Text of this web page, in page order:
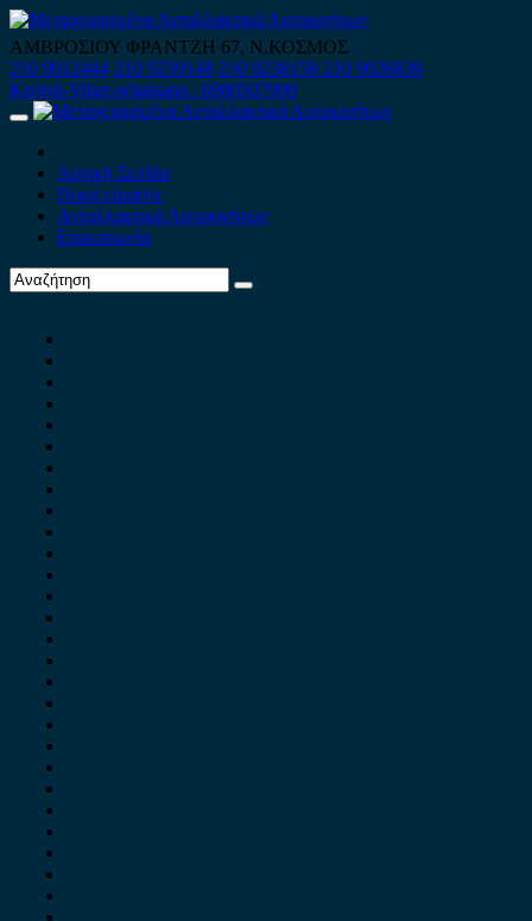
Skip
to
content
ΑΜΒΡΟΣΙΟΥ ΦΡΑΝΤΖΗ 67, Ν.ΚΟΣΜΟΣ
210 9012444 210 9239148 210 9238158 210 9026839
Κινητό-Viber-whatsapp : 6980507900
Primary
Αρχική Σελίδα
Ποιοί είμαστε
Ανταλλακτικά Αυτοκινήτων
Επικοινωνία